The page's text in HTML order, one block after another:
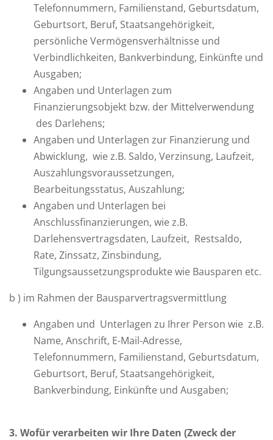
Telefonnummern, Familienstand, Geburtsdatum,
Geburtsort, Beruf, Staatsangehörigkeit,
persönliche Vermögensverhältnisse und
Verbindlichkeiten, Bankverbindung, Einkünfte und
Ausgaben;
Angaben und Unterlagen zum
Finanzierungsobjekt bzw. der Mittelverwendung
des Darlehens;
Angaben und Unterlagen zur Finanzierung und
Abwicklung, wie z.B. Saldo, Verzinsung, Laufzeit,
Auszahlungsvoraussetzungen,
Bearbeitungsstatus, Auszahlung;
Angaben und Unterlagen bei
Anschlussfinanzierungen, wie z.B.
Darlehensvertragsdaten, Laufzeit, Restsaldo,
Rate, Zinssatz, Zinsbindung,
Tilgungsaussetzungsprodukte wie Bausparen etc.
b ) im Rahmen der Bausparvertragsvermittlung
Angaben und Unterlagen zu Ihrer Person wie z.B.
Name, Anschrift, E-Mail-Adresse,
Telefonnummern, Familienstand, Geburtsdatum,
Geburtsort, Beruf, Staatsangehörigkeit,
Bankverbindung, Einkünfte und Ausgaben;
3. Wofür verarbeiten wir Ihre Daten (Zweck der